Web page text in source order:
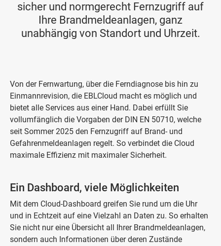
sicher und normgerecht Fernzugriff auf
Ihre Brandmeldeanlagen, ganz
unabhängig von Standort und Uhrzeit.
Von der Fernwartung, über die Ferndiagnose bis hin zu
Einmannrevision, die EBLCloud macht es möglich und
bietet alle Services aus einer Hand. Dabei erfüllt Sie
vollumfänglich die Vorgaben der DIN EN 50710, welche
seit Sommer 2025 den Fernzugriff auf Brand- und
Gefahrenmeldeanlagen regelt. So verbindet die Cloud
maximale Effizienz mit maximaler Sicherheit.
Ein Dashboard, viele Möglichkeiten
Mit dem Cloud-Dashboard greifen Sie rund um die Uhr
und in Echtzeit auf eine Vielzahl an Daten zu. So erhalten
Sie nicht nur eine Übersicht all Ihrer Brandmeldeanlagen,
sondern auch Informationen über deren Zustände